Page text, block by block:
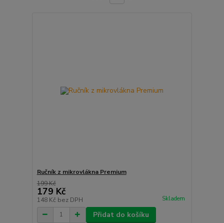
Ručník z mikrovlákna Premium
199 Kč
179 Kč
148 Kč bez DPH Skladem
Přidat do košíku